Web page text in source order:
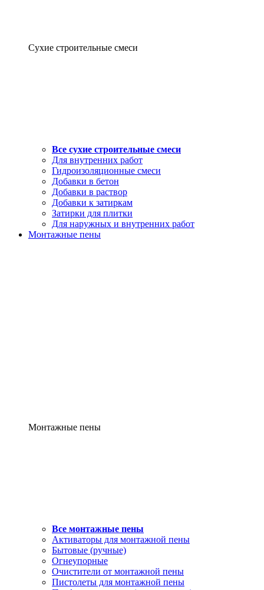
Сухие строительные смеси
Все сухие строительные смеси
Для внутренних работ
Гидроизоляционные смеси
Добавки в бетон
Добавки в раствор
Добавки к затиркам
Затирки для плитки
Для наружных и внутренних работ
Монтажные пены
Монтажные пены
Все монтажные пены
Активаторы для монтажной пены
Бытовые (ручные)
Огнеупорные
Очистители от монтажной пены
Пистолеты для монтажной пены